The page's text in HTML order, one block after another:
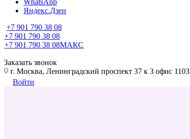
WhatsApp
Яндекс.Дзен
+7 901 790 38 08
+7 901 790 38 08
+7 901 790 38 08МАКС
Заказать звонок
г. Москва, Ленинградский проспект 37 к 3 офис 1103
Войти